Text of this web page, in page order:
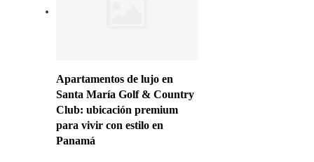
Apartamentos de lujo en
Santa María Golf & Country
Club: ubicación premium
para vivir con estilo en
Panamá